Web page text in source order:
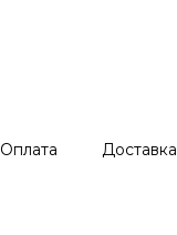
Оплата Доставка